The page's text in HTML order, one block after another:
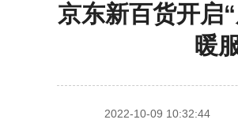
京东新百货开启
暖
2022-10-09 10:32:44